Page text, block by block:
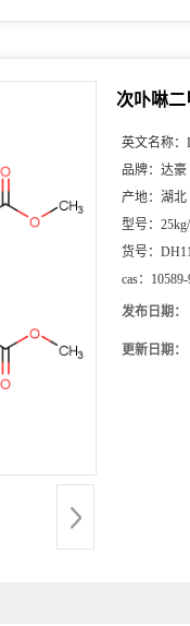
次卟啉二
英文名称：
品牌： 达豪
产地： 湖北
型号：
货号：
cas：
发布日期：
更新日期：